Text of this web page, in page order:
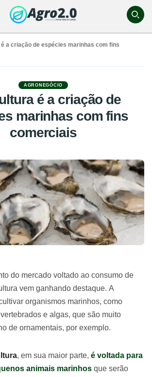
a criação de espécies marinhas com fins
AGRONEGÓCIO
é a criação de
marinhas com fins
comerciais
do mercado voltado ao consumo de
vem ganhando destaque. A
organismos marinhos, como
e algas, que são muito
de ornamentais, por exemplo.
, em sua maior parte, é voltada para
animais marinhos que serão